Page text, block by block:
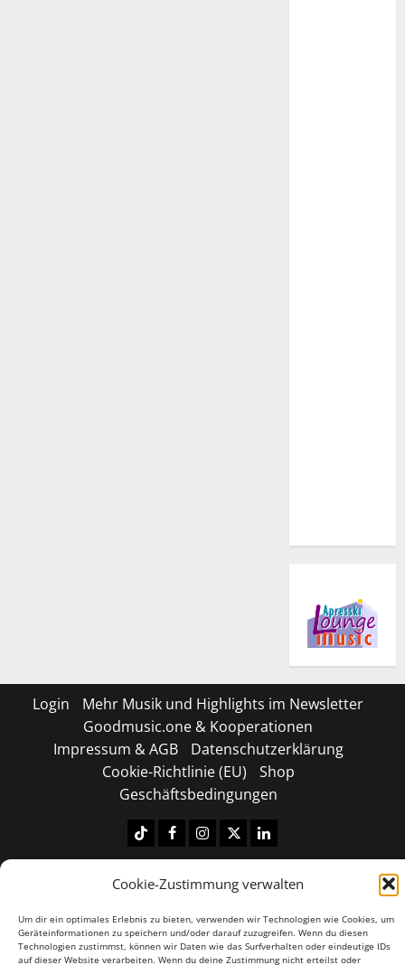
Cookie-Zustimmung verwalten
Um dir ein optimales Erlebnis zu bieten, verwenden wir Technologien wie Cookies, um
Geräteinformationen zu speichern und/oder darauf zuzugreifen. Wenn du diesen
Technologien zustimmst, können wir Daten wie das Surfverhalten oder eindeutige IDs
auf dieser Website verarbeiten. Wenn du deine Zustimmung nicht erteilst oder
Login
Mehr Musik und Highlights im Newsletter
Goodmusic.one & Kooperationen
Impressum & AGB
Datenschutzerklärung
Cookie-Richtlinie (EU)
Shop
Geschäftsbedingungen
TiktokFacebook
Instagram
X LinkedIN
Copyright © 2026 All rights reserved.|MoreNews
by